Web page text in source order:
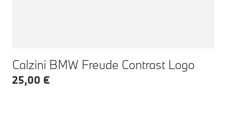
Calzini BMW Freude Contrast Logo
25,00 €